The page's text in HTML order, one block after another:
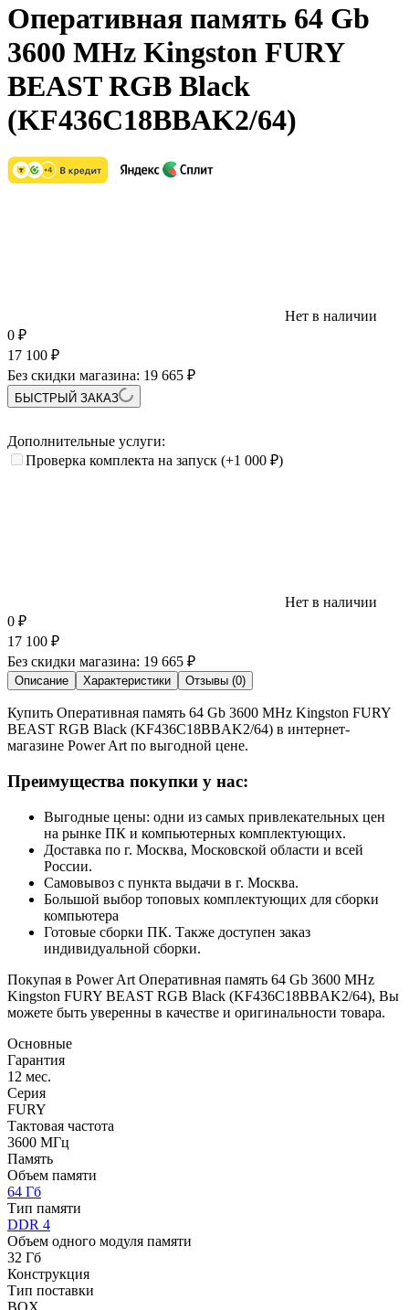
Оперативная память 64 Gb
3600 MHz Kingston FURY
BEAST RGB Black
(KF436C18BBAK2/64)
Нет в наличии
0 ₽
17 100 ₽
Без скидки магазина: 19 665 ₽
БЫСТРЫЙ ЗАКАЗ
Дополнительные услуги:
Проверка комплекта на запуск (+1 000 ₽)
Нет в наличии
0 ₽
17 100 ₽
Без скидки магазина: 19 665 ₽
Описание Характеристики Отзывы (0)
Купить Оперативная память 64 Gb 3600 MHz Kingston FURY
BEAST RGB Black (KF436C18BBAK2/64) в интернет-
магазине Power Art по выгодной цене.
Преимущества покупки у нас:
Выгодные цены: одни из самых привлекательных цен
на рынке ПК и компьютерных комплектующих.
Доставка по г. Москва, Московской области и всей
России.
Самовывоз с пункта выдачи в г. Москва.
Большой выбор топовых комплектующих для сборки
компьютера
Готовые сборки ПК. Также доступен заказ
индивидуальной сборки.
Покупая в Power Art Оперативная память 64 Gb 3600 MHz
Kingston FURY BEAST RGB Black (KF436C18BBAK2/64), Вы
можете быть уверенны в качестве и оригинальности товара.
Основные
Гарантия
12 мес.
Серия
FURY
Тактовая частота
3600 МГц
Память
Объем памяти
64 Гб
Тип памяти
DDR 4
Объем одного модуля памяти
32 Гб
Конструкция
Тип поставки
BOX